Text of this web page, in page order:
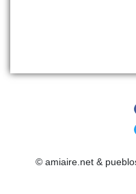
© amiaire.net &